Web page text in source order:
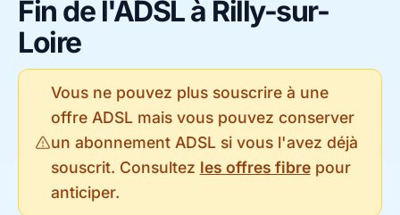
Fin de l'ADSL à Rilly-sur-
Loire
Vous ne pouvez plus souscrire à une
offre ADSL mais vous pouvez conserver
un abonnement ADSL si vous l'avez déjà
souscrit. Consultez les offres fibrepour
anticiper.